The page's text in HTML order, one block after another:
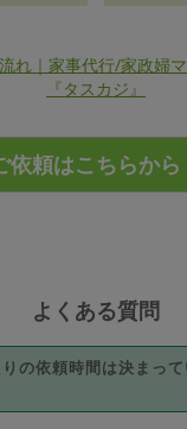
れ｜家事代行/家政婦
『タスカジ』
よくある質問
の依頼時間は決まっ